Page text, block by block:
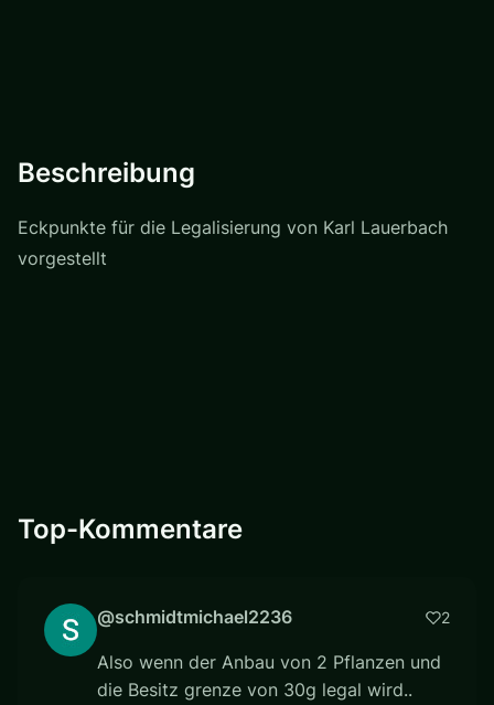
Beschreibung
Eckpunkte für die Legalisierung von Karl Lauerbach
vorgestellt
Top-Kommentare
@schmidtmichael2236 2
Also wenn der Anbau von 2 Pflanzen und
die Besitz grenze von 30g legal wird..